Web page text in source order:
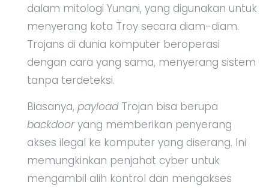
dalam mitologi Yunani, yang digunakan untuk
menyerang kota Troy secara diam-diam.
Trojans di dunia komputer beroperasi
dengan cara yang sama, menyerang sistem
tanpa terdeteksi.
Biasanya, payloadTrojan bisa berupa
backdooryang memberikan penyerang
akses ilegal ke komputer yang diserang. Ini
memungkinkan penjahat cyber untuk
mengambil alih kontrol dan mengakses